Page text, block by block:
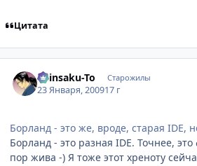
Цитата
Shinsaku-To Старожилы
23 Января, 200917 г
Борланд - это же, вроде, старая IDE,
Борланд - это разная IDE. Точнее,
пор жива -) Я тоже этот хреноту